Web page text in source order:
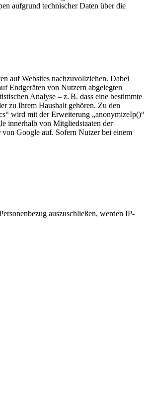
aufgrund technischer Daten über die
auf Websites nachzuvollziehen. Dabei
Endgeräten von Nutzern abgelegten
Analyse – z. B. dass eine bestimmte
zu Ihrem Haushalt gehören. Zu den
wird mit der Erweiterung „anonymizeIp()“
innerhalb von Mitgliedstaaten der
Google auf. Sofern Nutzer bei einem
auszuschließen, werden IP-